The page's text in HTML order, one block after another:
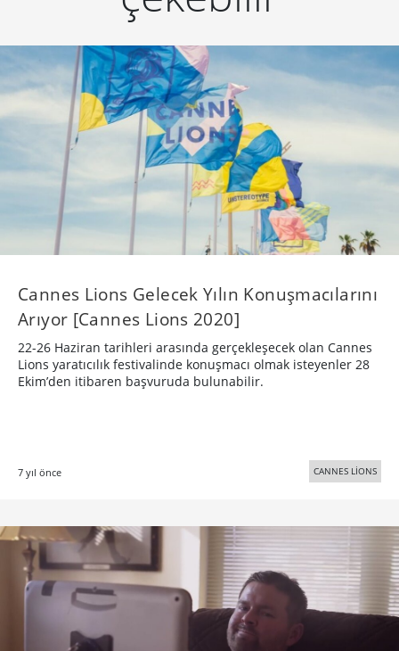
Cannes Lions Gelecek Yılın Konuşmacılarını
Arıyor [Cannes Lions 2020]
22-26 Haziran tarihleri arasında gerçekleşecek olan Cannes
Lions yaratıcılık festivalinde konuşmacı olmak isteyenler 28
Ekim’den itibaren başvuruda bulunabilir.
7 yıl önce CANNES LİONS